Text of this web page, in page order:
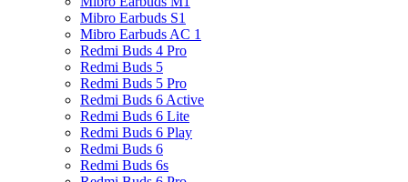
Mibro Earbuds S1
Mibro Earbuds AC 1
Redmi Buds 4 Pro
Redmi Buds 5
Redmi Buds 5 Pro
Redmi Buds 6 Active
Redmi Buds 6 Lite
Redmi Buds 6 Play
Redmi Buds 6
Redmi Buds 6s